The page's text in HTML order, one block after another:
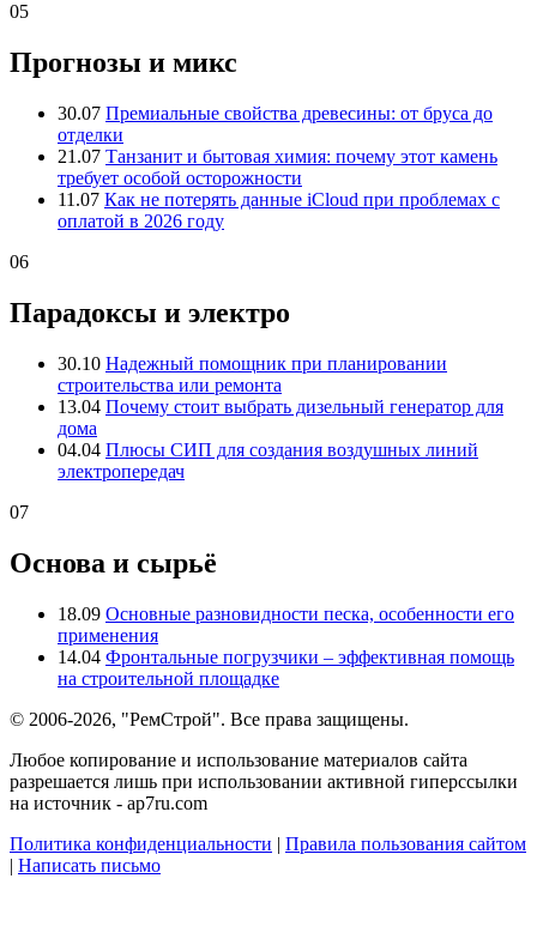
05
Прогнозы и микс
30.07 Премиальные свойства древесины: от бруса до
отделки
21.07 Танзанит и бытовая химия: почему этот камень
требует особой осторожности
11.07 Как не потерять данные iCloud при проблемах с
оплатой в 2026 году
06
Парадоксы и электро
30.10 Надежный помощник при планировании
строительства или ремонта
13.04 Почему стоит выбрать дизельный генератор для
дома
04.04 Плюсы СИП для создания воздушных линий
электропередач
07
Основа и сырьё
18.09 Основные разновидности песка, особенности его
применения
14.04 Фронтальные погрузчики – эффективная помощь
на строительной площадке
© 2006-2026, "РемСтрой". Все права защищены.
Любое копирование и использование материалов сайта
разрешается лишь при использовании активной гиперссылки
на источник - ap7ru.com
Политика конфиденциальности | Правила пользования сайтом
| Написать письмо